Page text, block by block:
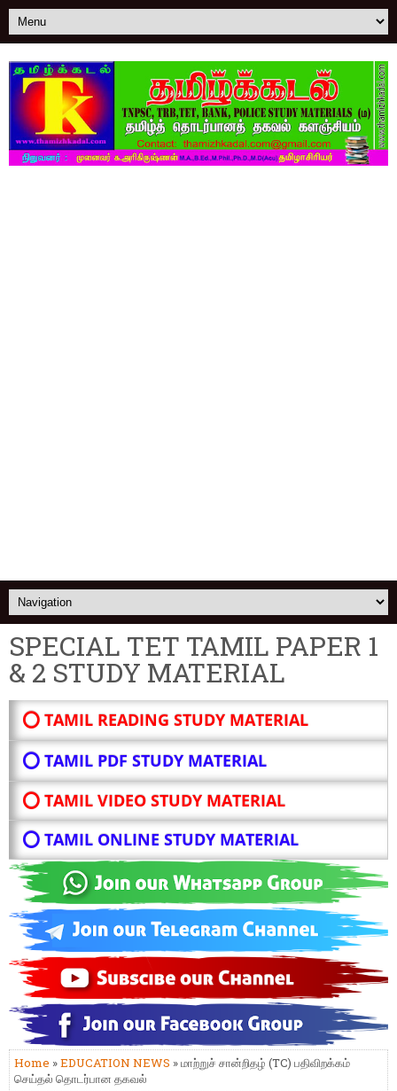
SPECIAL TET TAMIL PAPER 1
& 2 STUDY MATERIAL
⭕ TAMIL READING STUDY MATERIAL
⭕ TAMIL PDF STUDY MATERIAL
⭕ TAMIL VIDEO STUDY MATERIAL
⭕ TAMIL ONLINE STUDY MATERIAL
Home »EDUCATION NEWS » மாற்றுச் சான்றிதழ் (TC) பதிவிறக்கம்
செய்தல் தொடர்பான தகவல்